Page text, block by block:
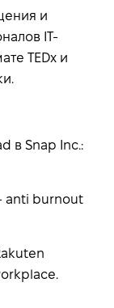
и
IT-
TEDx и
в Snap Inc.:
anti burnout